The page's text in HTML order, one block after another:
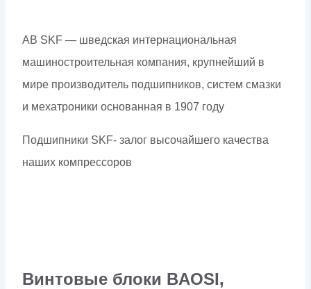
AB SKF — шведская интернациональная
машиностроительная компания, крупнейший в
мире производитель подшипников, систем смазки
и мехатроники основанная в 1907 году
Подшипники SKF- залог высочайшего качества
наших компрессоров
Винтовые блоки BAOSI,